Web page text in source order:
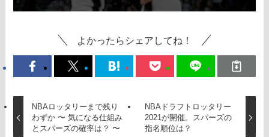
よかったらシェアしてね！
NBAロッタリーまで残り
わずか 〜 気になる仕組み
とスパーズの確率は？ 〜
NBAドラフトロッタリー
2021が開催。スパーズの
指名順位は？